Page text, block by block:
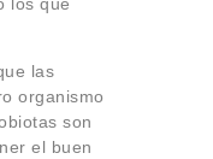
los que
las
organismo
son
el buen